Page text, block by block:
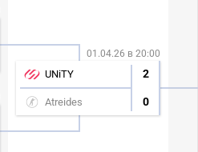
01.04.26 в 20:00
UNiTY 2
Atreides 0